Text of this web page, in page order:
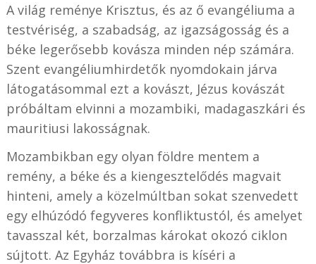
A világ reménye Krisztus, és az ő evangéliuma a
testvériség, a szabadság, az igazságosság és a
béke legerősebb kovásza minden nép számára.
Szent evangéliumhirdetők nyomdokain járva
látogatásommal ezt a kovászt, Jézus kovászát
próbáltam elvinni a mozambiki, madagaszkári és
mauritiusi lakosságnak.
Mozambikban egy olyan földre mentem a
remény, a béke és a kiengesztelődés magvait
hinteni, amely a közelmúltban sokat szenvedett
egy elhúzódó fegyveres konfliktustól, és amelyet
tavasszal két, borzalmas károkat okozó ciklon
sújtott. Az Egyház továbbra is kíséri a